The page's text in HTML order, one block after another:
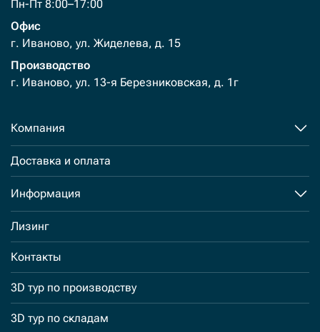
Пн-Пт 8:00–17:00
Офис
г. Иваново, ул. Жиделева, д. 15
Производство
г. Иваново, ул. 13-я Березниковская, д. 1г
Компания
Доставка и оплата
Информация
Лизинг
Контакты
3D тур по производству
3D тур по складам